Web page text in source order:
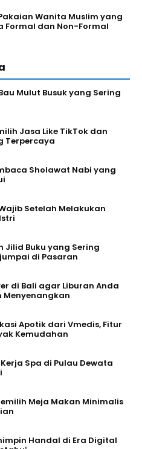
Wanita Muslim yang
Formal dan Non-Formal
Mulut Busuk yang Sering
Jasa Like TikTok dan
Terpercaya
Sholawat Nabi yang
Setelah Melakukan
Jilid Buku yang Sering
di Pasaran
di Bali agar Liburan Anda
Menyenangkan
Apotik dari Vmedis, Fitur
Kemudahan
Spa di Pulau Dewata
Meja Makan Minimalis
Handal di Era Digital